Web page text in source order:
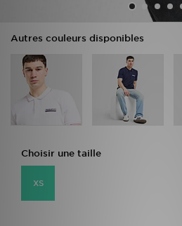
Autres couleurs disponibles
Choisir une taille
XS